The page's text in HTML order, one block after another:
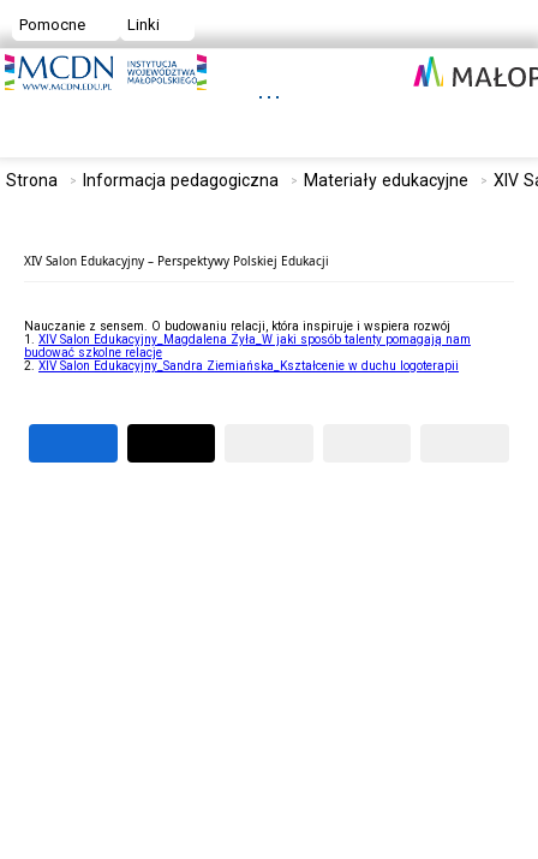
Pomocne Linki
Strona Informacja pedagogiczna Materiały edukacyjne XIV
XIV Salon Edukacyjny – Perspektywy Polskiej Edukacji
Nauczanie z sensem. O budowaniu relacji, która inspiruje i wspiera rozwój
1. XIV Salon Edukacyjny_Magdalena Żyła_W jaki sposób talenty pomagają nam
budować szkolne relacje
2. XIV Salon Edukacyjny_Sandra Ziemiańska_Kształcenie w duchu logoterapii